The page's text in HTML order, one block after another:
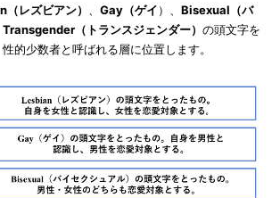
レズビアン） Gay（ゲイ）、 Bisexual（バ
Transgender（トランスジェンダー） の頭文字を
的少数者と呼ばれる層に位置します。